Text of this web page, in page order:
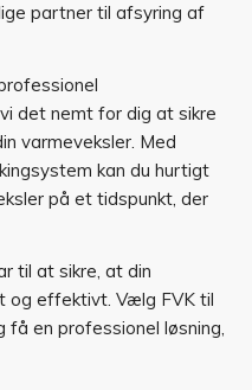
partner til afsyring af
det nemt for dig at sikre
varmeveksler. Med
kan du hurtigt
på et tidspunkt, der
til at sikre, at din
og effektivt. Vælg FVK til
en professionel løsning,